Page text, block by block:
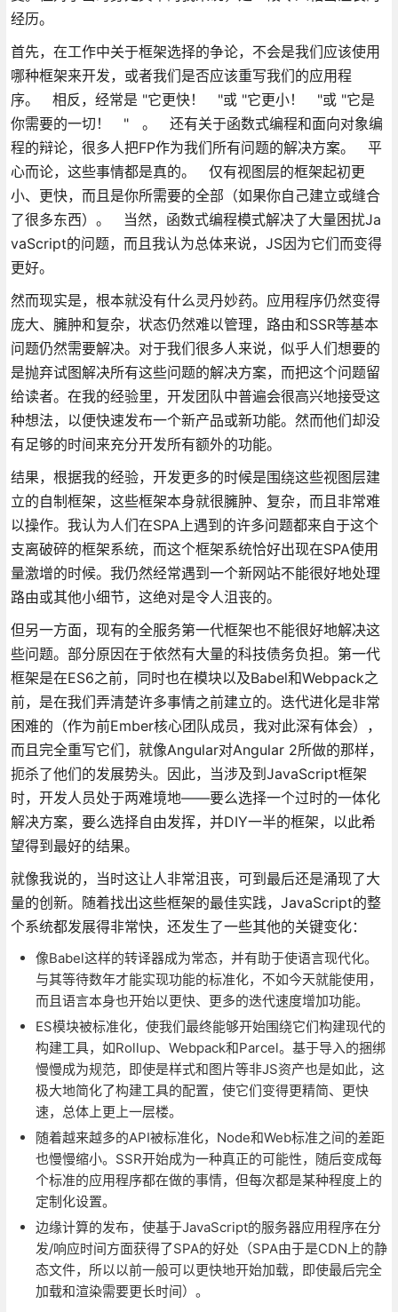
经历。
首先，在工作中关于框架选择的争论，不会是我们应该使用
哪种框架来开发，或者我们是否应该重写我们的应用程
序。 相反，经常是 "它更快！ "或 "它更小！ "或 "它是
你需要的一切！ " 。 还有关于函数式编程和面向对象编
程的辩论，很多人把FP作为我们所有问题的解决方案。 平
心而论，这些事情都是真的。 仅有视图层的框架起初更
小、更快，而且是你所需要的全部（如果你自己建立或缝合
了很多东西）。 当然，函数式编程模式解决了大量困扰Ja
vaScript的问题，而且我认为总体来说，JS因为它们而变得
更好。
然而现实是，根本就没有什么灵丹妙药。应用程序仍然变得
庞大、臃肿和复杂，状态仍然难以管理，路由和SSR等基本
问题仍然需要解决。对于我们很多人来说，似乎人们想要的
是抛弃试图解决所有这些问题的解决方案，而把这个问题留
给读者。在我的经验里，开发团队中普遍会很高兴地接受这
种想法，以便快速发布一个新产品或新功能。然而他们却没
有足够的时间来充分开发所有额外的功能。
结果，根据我的经验，开发更多的时候是围绕这些视图层建
立的自制框架，这些框架本身就很臃肿、复杂，而且非常难
以操作。我认为人们在SPA上遇到的许多问题都来自于这个
支离破碎的框架系统，而这个框架系统恰好出现在SPA使用
量激增的时候。我仍然经常遇到一个新网站不能很好地处理
路由或其他小细节，这绝对是令人沮丧的。
但另一方面，现有的全服务第一代框架也不能很好地解决这
些问题。部分原因在于依然有大量的科技债务负担。第一代
框架是在ES6之前，同时也在模块以及Babel和Webpack之
前，是在我们弄清楚许多事情之前建立的。迭代进化是非常
困难的（作为前Ember核心团队成员，我对此深有体会），
而且完全重写它们，就像Angular对Angular 2所做的那样，
扼杀了他们的发展势头。因此，当涉及到JavaScript框架
时，开发人员处于两难境地——要么选择一个过时的一体化
解决方案，要么选择自由发挥，并DIY一半的框架，以此希
望得到最好的结果。
就像我说的，当时这让人非常沮丧，可到最后还是涌现了大
量的创新。随着找出这些框架的最佳实践，JavaScript的整
个系统都发展得非常快，还发生了一些其他的关键变化：
像Babel这样的转译器成为常态，并有助于使语言现代化。
与其等待数年才能实现功能的标准化，不如今天就能使用，
而且语言本身也开始以更快、更多的迭代速度增加功能。
ES模块被标准化，使我们最终能够开始围绕它们构建现代的
构建工具，如Rollup、Webpack和Parcel。基于导入的捆绑
慢慢成为规范，即使是样式和图片等非JS资产也是如此，这
极大地简化了构建工具的配置，使它们变得更精简、更快
速，总体上更上一层楼。
随着越来越多的API被标准化，Node和Web标准之间的差距
也慢慢缩小。SSR开始成为一种真正的可能性，随后变成每
个标准的应用程序都在做的事情，但每次都是某种程度上的
定制化设置。
边缘计算的发布，使基于JavaScript的服务器应用程序在分
发/响应时间方面获得了SPA的好处（SPA由于是CDN上的静
态文件，所以以前一般可以更快地开始加载，即使最后完全
加载和渲染需要更长时间）。